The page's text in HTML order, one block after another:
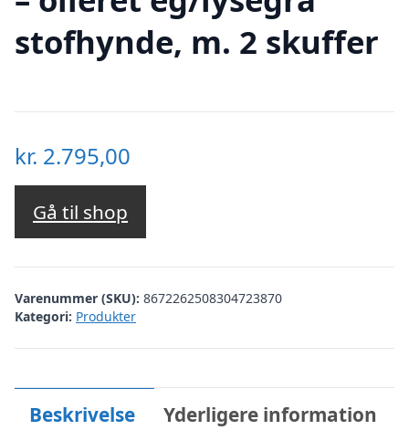
stofhynde, m. 2 skuffer
kr. 2.795,00
Gå til shop
Varenummer (SKU): 8672262508304723870
Kategori: Produkter
Beskrivelse Yderligere information